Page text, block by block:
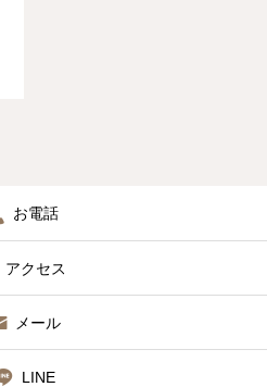
お電話
アクセス
メール
LINE